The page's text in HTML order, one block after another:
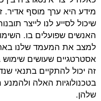
מידע היא ערך מוסף אדיר.
שיכול לסייע לנו לייצר
האנשים שפועלים בו.
למצב את המעמד שלנו
אסטרטגיים שעושים
זה יכול להתקיים בתנאי
בטכנולוגיות האלה
שלהן.